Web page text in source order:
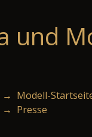
und
→ Modell-
→ Presse